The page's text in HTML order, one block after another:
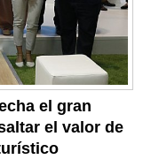
el gran
el valor de